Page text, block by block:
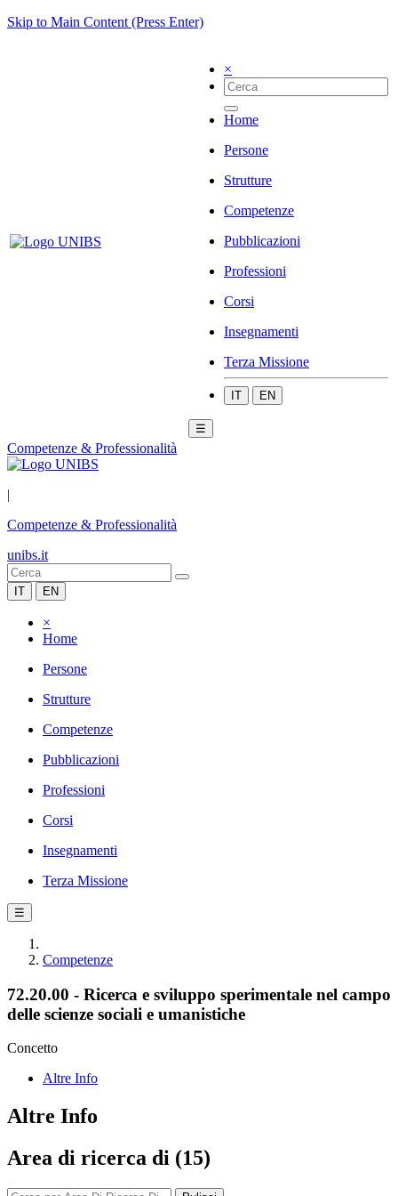
Skip to Main Content (Press Enter)
×
Home
Persone
Strutture
Competenze
Pubblicazioni
Professioni
Corsi
Insegnamenti
Terza Missione
IT EN
☰
Competenze & Professionalità
|
Competenze & Professionalità
unibs.it
IT EN
×
Home
Persone
Strutture
Competenze
Pubblicazioni
Professioni
Corsi
Insegnamenti
Terza Missione
☰
Competenze
72.20.00 - Ricerca e sviluppo sperimentale nel campo
delle scienze sociali e umanistiche
Concetto
Altre Info
Altre Info
Area di ricerca di (15)